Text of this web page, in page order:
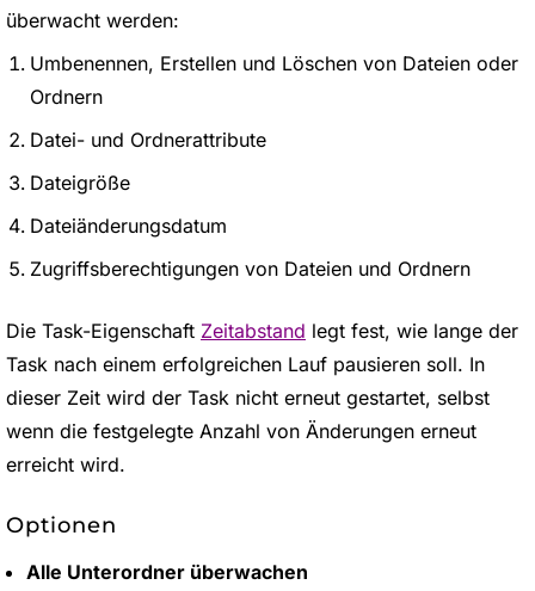
überwacht werden:
Umbenennen, Erstellen und Löschen von Dateien oder
Ordnern
Datei- und Ordnerattribute
Dateigröße
Dateiänderungsdatum
Zugriffsberechtigungen von Dateien und Ordnern
Die Task-Eigenschaft Zeitabstand legt fest, wie lange der
Task nach einem erfolgreichen Lauf pausieren soll. In
dieser Zeit wird der Task nicht erneut gestartet, selbst
wenn die festgelegte Anzahl von Änderungen erneut
erreicht wird.
Optionen
Alle Unterordner überwachen